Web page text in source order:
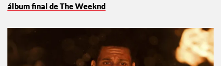
álbum final de The Weeknd